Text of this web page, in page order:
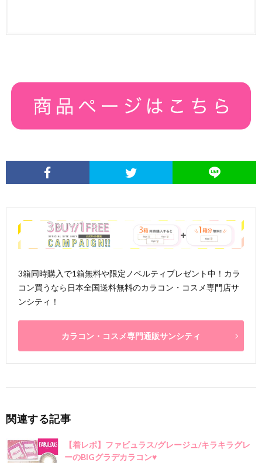
3箱同時購入で1箱無料や限定ノベルティプレゼント中！カラ
コン買うなら日本全国送料無料のカラコン・コスメ専門店サ
ンシティ！
カラコン・コスメ専門通販サンシティ
関連する記事
【着レポ】ファビュラス/グレージュ/キラキラグレ
ーのBIGグラデカラコン♥